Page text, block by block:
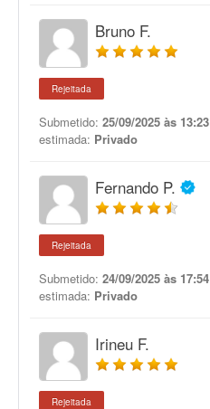
Bruno F.
Rejeitada
Submetido: 25/09/2025 às 13:23
estimada: Privado
Fernando P.
Rejeitada
Submetido: 24/09/2025 às 17:54
estimada: Privado
Irineu F.
Rejeitada